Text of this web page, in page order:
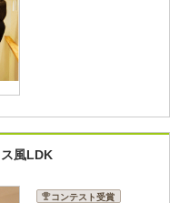
風LDK
コンテスト受賞